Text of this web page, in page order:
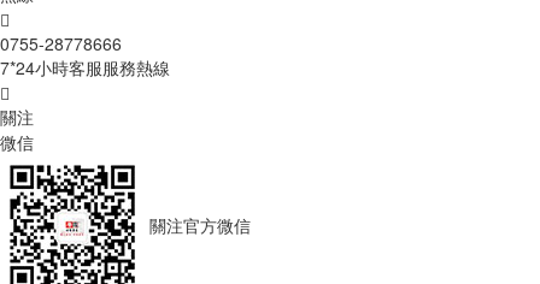

0755-28778666
7*24小時客服服務熱線

關注
微信
關注官方微信